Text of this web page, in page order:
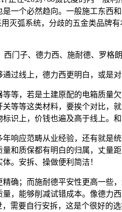
一个必然趋向。一般施工东西
灭弧系统，分歧的五金类品牌
子、德力西、施耐德、罗格朗
线上，德力西更明白，或是对
，若是土建原配的电箱质量欠
等等这类材料，要挨个对比，
识上，价钱也遍及高于线上。
应范畴从业经验，还有就是
和质保都有明白的归属，丈量
。安拆、操做便利简洁！
；而施耐德平安性更高一些，
，能够削减试错成本。像德力
需要自行安拆，这是个很好的